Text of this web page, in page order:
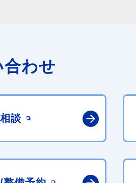
合わせ
談